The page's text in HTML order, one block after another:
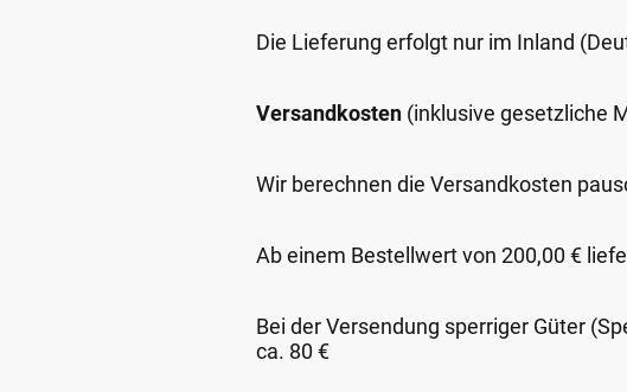
Die Lieferung erfolgt nur im Inland
Versandkosten (inklusive gesetzliche
Wir berechnen die Versandkosten
Ab einem Bestellwert von 200,00 €
Bei der Versendung sperriger Güter
ca. 80 €